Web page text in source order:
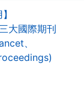
大國際期刊
、